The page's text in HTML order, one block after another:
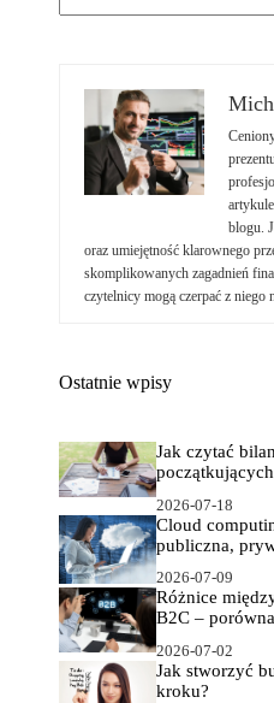
blogu.
oraz umiejętność klarownego
skomplikowanych zagadnień
czytelnicy mogą czerpać z niego
Ostatnie wpisy
Jak czytać
początkujących
2026-07-18
Cloud
publiczna,
2026-07-09
Różnice
B2C –
2026-07-02
Jak stworzyć
kroku?